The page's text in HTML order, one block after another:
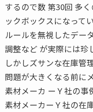
するので数 第30回 多
ックボックスになってい
ルールを無視したデー
調整など が実際には珍
しかしズサンな在庫管
問題が大きくなる前に
素材メーカ ーＹ社の事
素材メーカーＹ社の在